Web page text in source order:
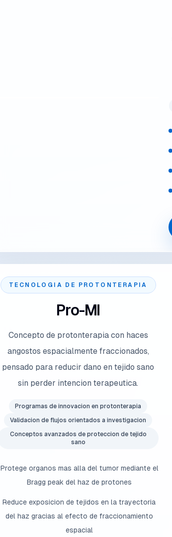
TECNOLOGIA DE PROTONTERAPIA
Pro-MI
Concepto de protonterapia con haces
angostos espacialmente fraccionados,
pensado para reducir dano en tejido sano
sin perder intencion terapeutica.
Programas de innovacion en protonterapia
Validacion de flujos orientados a investigacion
Conceptos avanzados de proteccion de tejido
sano
Protege organos mas alla del tumor mediante el
Bragg peak del haz de protones
Reduce exposicion de tejidos en la trayectoria
del haz gracias al efecto de fraccionamiento
espacial